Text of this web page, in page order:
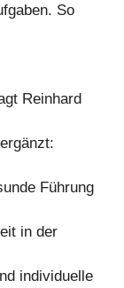
So
Reinhard
Führung
in der
individuelle